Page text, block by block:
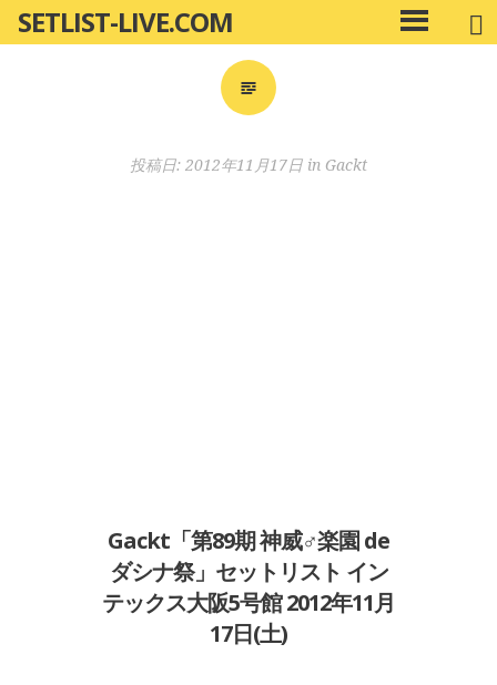
ン
SETLIST-LIVE.COM
メ
イ
投稿日: 2012年11月17日 in Gackt
Gackt「第89期 神威♂楽園 de
ダシナ祭」セットリスト イン
テックス大阪5号館 2012年11月
17日(土)